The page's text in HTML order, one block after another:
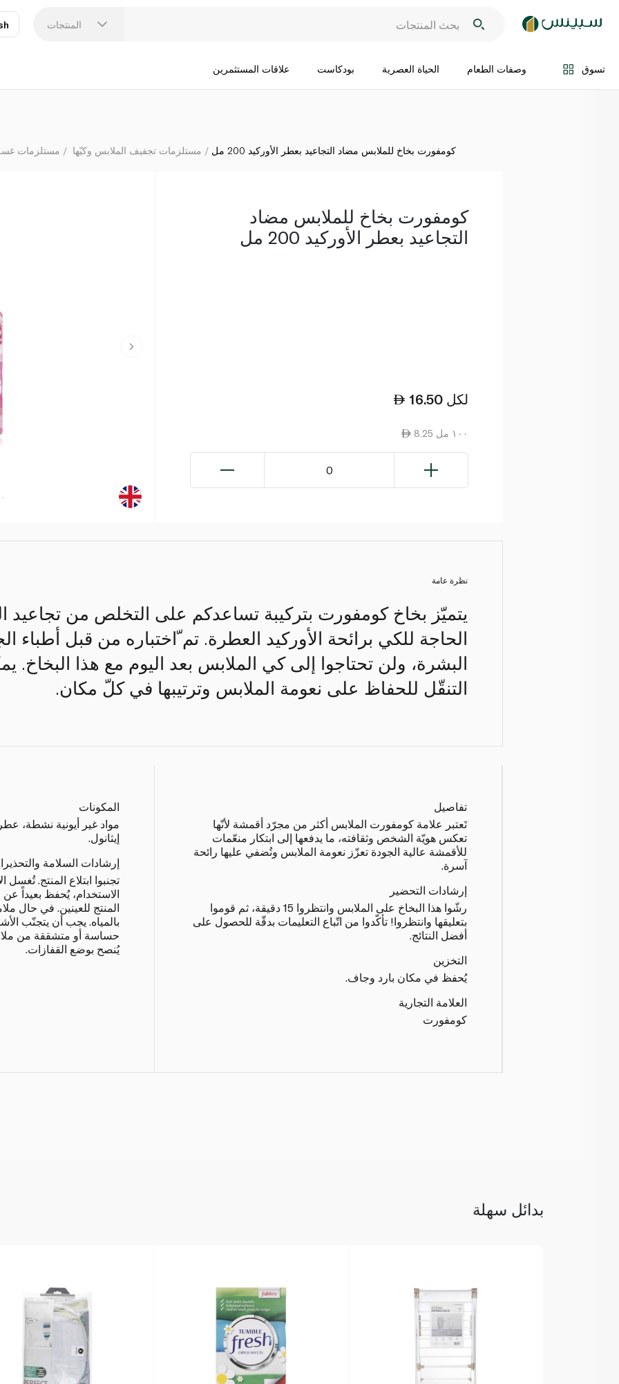
المنتجات
تسوق وصفات الطعام الحياة العصرية بودكاست علاقات المستثمرين
اضف الى السلة
مستلزمات مستلزمات تجفيف الملابس وكيّها كومفورت بخاخ للملابس مضاد التجاعيد بعطر الأوركيد 200 مل
كومفورت بخاخ للملابس مضاد
التجاعيد بعطر الأوركيد 200 مل
16.50 لكل
8.25 ١٠٠ مل
0
نظرة عامة
يتميّز بخاخ كومفورت بتركيبة تساعدكم على التخلص من تجاعيد
الحاجة للكي برائحة الأوركيد العطرة. تم ّاختباره من قبل أطباء
البشرة، ولن تحتاجوا إلى كي الملابس بعد اليوم مع هذا البخاخ.
التنقّل للحفاظ على نعومة الملابس وترتيبها في كلّ مكان.
تفاصيل
تَعتبر علامة كومفورت الملابس أكثر من مجرّد أقمشة لأنّها
تعكس هويّة الشخص وثقافته، ما يدفعها إلى ابتكار منعّمات
للأقمشة عالية الجودة تعزّز نعومة الملابس وتُضفي عليها رائحة
آسرة.
إرشادات التحضير
رشّوا هذا البخاخ على الملابس وانتظروا 15 دقيقة، ثم قوموا
بتعليقها وانتظروا! تأكّدوا من اتّباع التعليمات بدقّة للحصول على
أفضل النتائج.
التخزين
يُحفظ في مكان بارد وجاف.
العلامة التجارية
كومفورت
المكونات
مواد غير أيونية نشطة،
إيثانول.
إرشادات السلامة
تجنبوا ابتلاع المنتج.
الاستخدام، يُحفظ بعيداً
المنتج للعينين. في حال
بالمياه. يجب أن يتجنّب
حساسة أو متشققة من
يُنصح بوضع القفازات.
بدائل سهلة